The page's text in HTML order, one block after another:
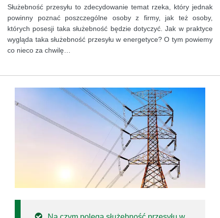
Służebność przesyłu to zdecydowanie temat rzeka, który jednak
powinny poznać poszczególne osoby z firmy, jak też osoby,
których posesji taka służebność będzie dotyczyć. Jak w praktyce
wygląda taka służebność przesyłu w energetyce? O tym powiemy
co nieco za chwilę…